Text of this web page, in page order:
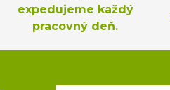
expedujeme každý
pracovný deň.